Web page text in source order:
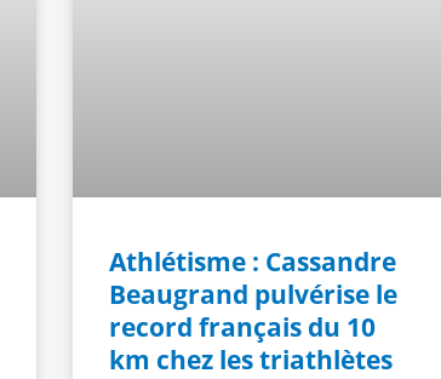
Athlétisme : Cassandre
Beaugrand pulvérise le
record français du 10
km chez les triathlètes